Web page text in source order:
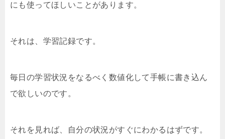
にも使ってほしいことがあります。
それは、学習記録です。
毎日の学習状況をなるべく数値化して手帳に書き込ん
で欲しいのです。
それを見れば、自分の状況がすぐにわかるはずです。